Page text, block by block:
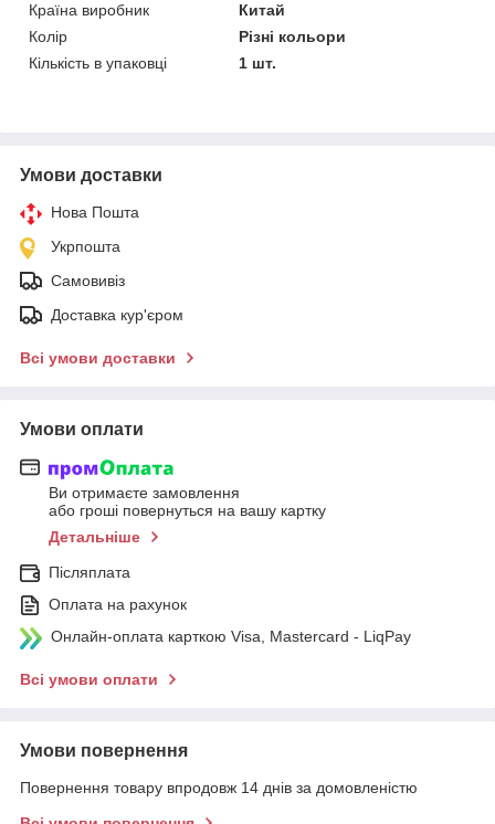
Країна виробник
Китай
Колір
Різні кольори
Кількість в упаковці
1 шт.
Умови доставки
Нова Пошта
Укрпошта
Самовивіз
Доставка кур'єром
Всі умови доставки
Умови оплати
Ви отримаєте замовлення
або гроші повернуться на вашу картку
Детальніше
Післяплата
Оплата на рахунок
Онлайн-оплата карткою Visa, Mastercard - LiqPay
Всі умови оплати
Умови повернення
Повернення товару впродовж 14 днів за домовленістю